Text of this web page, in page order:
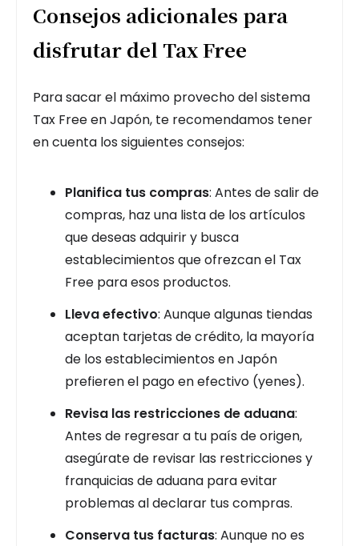
Consejos adicionales para
disfrutar del Tax Free
Para sacar el máximo provecho del sistema
Tax Free en Japón, te recomendamos tener
en cuenta los siguientes consejos:
Planifica tus compras: Antes de salir de
compras, haz una lista de los artículos
que deseas adquirir y busca
establecimientos que ofrezcan el Tax
Free para esos productos.
Lleva efectivo: Aunque algunas tiendas
aceptan tarjetas de crédito, la mayoría
de los establecimientos en Japón
prefieren el pago en efectivo (yenes).
Revisa las restricciones de aduana:
Antes de regresar a tu país de origen,
asegúrate de revisar las restricciones y
franquicias de aduana para evitar
problemas al declarar tus compras.
Conserva tus facturas: Aunque no es